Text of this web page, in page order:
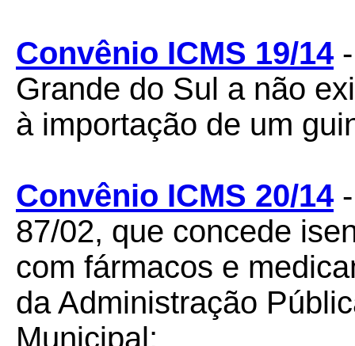
Convênio ICMS 19/14
Grande do Sul a não
à importação de um
Convênio ICMS 20/14
87/02, que concede
com fármacos e
da Administração
Municipal;